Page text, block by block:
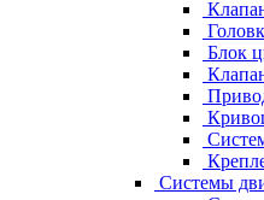
Блок
Системы